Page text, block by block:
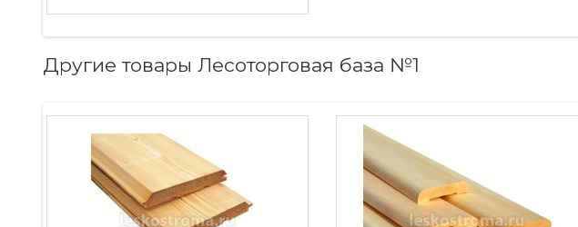
Другие товары Лесоторговая база №1